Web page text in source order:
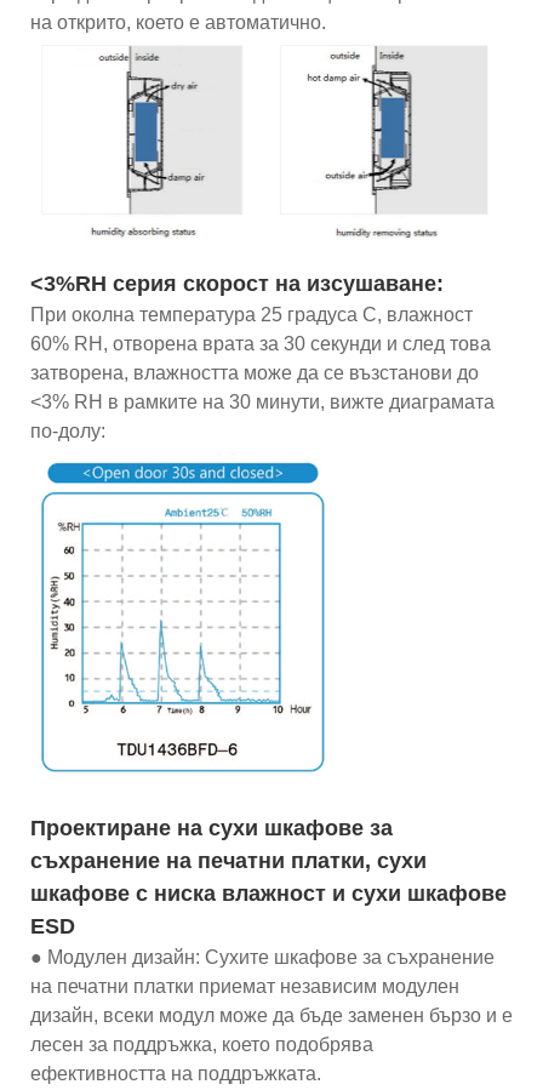
на открито, което е автоматично.
<3%RH серия скорост на изсушаване:
При околна температура 25 градуса C, влажност
60% RH, отворена врата за 30 секунди и след това
затворена, влажността може да се възстанови до
<3% RH в рамките на 30 минути, вижте диаграмата
по-долу:
Проектиране на сухи шкафове за
съхранение на печатни платки, сухи
шкафове с ниска влажност и сухи шкафове
ESD
● Модулен дизайн: Сухите шкафове за съхранение
на печатни платки приемат независим модулен
дизайн, всеки модул може да бъде заменен бързо и е
лесен за поддръжка, което подобрява
ефективността на поддръжката.